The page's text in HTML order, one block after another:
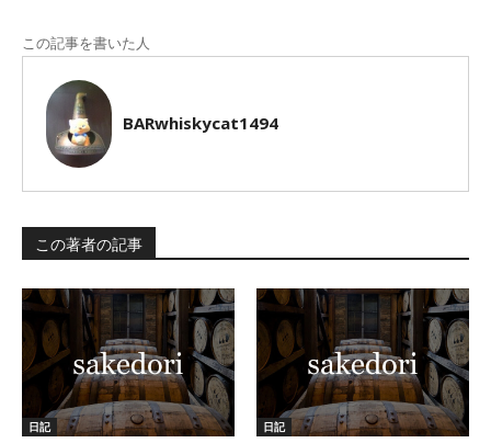
この記事を書いた人
BARwhiskycat1494
この著者の記事
日記
日記